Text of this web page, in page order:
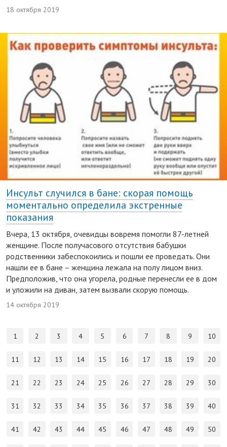
18 октября 2019
Инсульт случился в бане: скорая помощь
моментально определила экстренные
показания
Вчера, 13 октября, очевидцы вовремя помогли 87-летней
женщине. После получасового отсутствия бабушки
родственники забеспокоились и пошли ее проведать. Они
нашли ее в бане – женщина лежала на полу лицом вниз.
Предположив, что она угорела, родные перенесли ее в дом
и уложили на диван, затем вызвали скорую помощь.
14 октября 2019
1 2 3 4 5 6 7 8 9 10
11 12 13 14 15 16 17 18 19 20
21 22 23 24 25 26 27 28 29 30
31 32 33 34 35 36 37 38 39 40
41 42 43 44 45 46 47 48 49 50